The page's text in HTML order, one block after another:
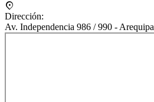
Dirección:
Av. Independencia 986 / 990 - Arequipa